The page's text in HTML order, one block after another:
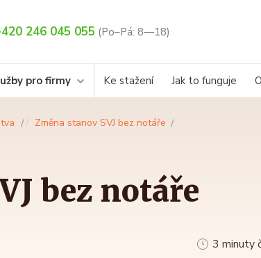
246 045 055 (Po–Pá: 8—18)
pro firmy Ke stažení Jak to funguje
Změna stanov SVJ bez notáře
bez notáře
3 minuty